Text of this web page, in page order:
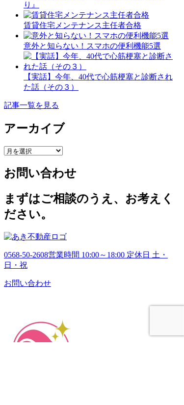
り』
賃貸住宅メンテナンス主任者合格
意外と知らない！スマホの便利機能5選
【実話】今年、40代で心筋梗塞と診断され
た話（その３）
記事一覧を見る
アーカイブ
ア
カ
イ
ブ
お問い合わせ
まずはご相談のうえ、お考えく
ださい。
0568-50-2608営業時間 10:00～18:00 定休日 土・
日・祝
お問い合わせ